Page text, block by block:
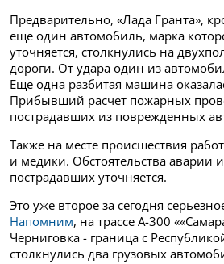
Предварительно, «Лада Гранта»,
еще один автомобиль, марка
уточняется, столкнулись на
дороги. От удара один из
Еще одна разбитая машина
Прибывший расчет пожарных
пострадавших из поврежденных
Также на месте происшествия
и медики. Обстоятельства аварии
пострадавших уточняется.
Это уже второе за сегодня
Напомним, на трассе А-300
Черниговка - граница с
столкнулись два грузовых